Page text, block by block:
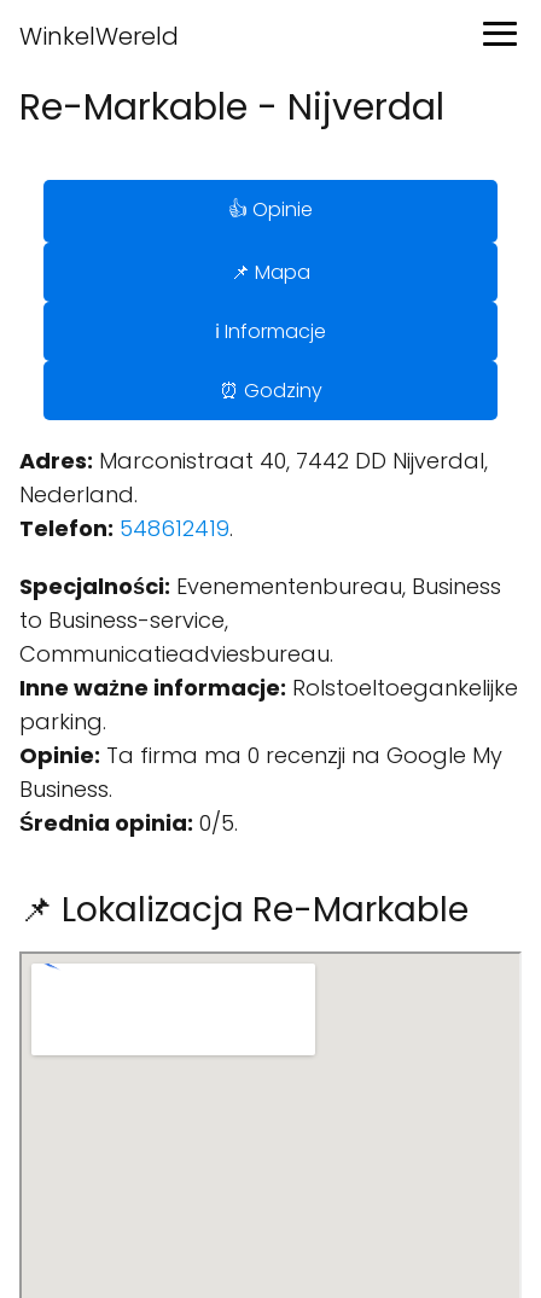
WinkelWereld
Re-Markable - Nijverdal
👍 Opinie
📌 Mapa
ℹ️ Informacje
⏰ Godziny
Adres: Marconistraat 40, 7442 DD Nijverdal,
Nederland.
Telefon: 548612419.
Specjalności: Evenementenbureau, Business
to Business-service,
Communicatieadviesbureau.
Inne ważne informacje: Rolstoeltoegankelijke
parking.
Opinie: Ta firma ma 0 recenzji na Google My
Business.
Średnia opinia: 0/5.
📌 Lokalizacja Re-Markable